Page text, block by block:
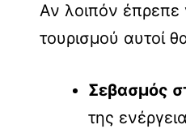
Αν λοιπόν
τουρισμού αυτοί
Σεβασμός
της